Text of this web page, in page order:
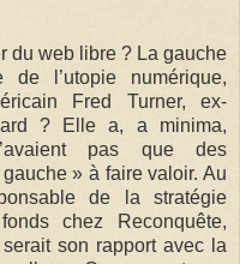
du web libre ? La gauche
l’utopie numérique,
Fred Turner, ex-
? Elle a, a minima,
pas que des
» à faire valoir. Au
de la stratégie
chez Reconquête,
son rapport avec la